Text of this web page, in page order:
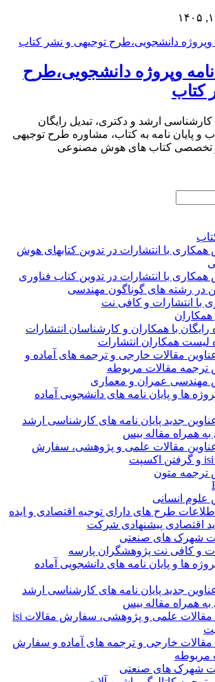
وپروژه دانشجویی،طرح
کتاب
کارشناسی ارشد و دکتری، تبدیل رایگان
و پایان نامه به کتاب، مشاوره طرح توجیهی
تخصصی کتاب های هوش مصنوعی
با انتشارات در تدوین کتابهای هوش
با انتشارات در تدوین کتاب فناوری
در رشته های گوناگون مهندسی
با انتشارات و کافی نت
همکاران
با همکاران و کارشناسان انتشارات
لیست همکاران انتشارات
مقالات خارجی و ترجمه های آماده و
مقالات مربوطه
عمران و معماری
ها و پایان نامه های دانشجویی آماده
جدید پایان نامه های کارشناسی ارشد
به همراه مقاله بیس
مقالات علمی و پژوهشی، سفارش
متون
انسانی
طرح های دارای توجیه اقتصادی و ایده
اقتصادی پیشنهادی شرکت
شهرک های صنعتی
و کافی نت پژوهشگران پارسه
ها و پایان نامه های دانشجویی آماده
جدید پایان نامه های کارشناسی ارشد
به همراه مقاله بیس
مخزن عناوین مقالات علمی و پژوهشی، سفارش مقالات isi
مقالات خارجی و ترجمه های آماده و سفارش
مربوطه
شهرک های صنعتی